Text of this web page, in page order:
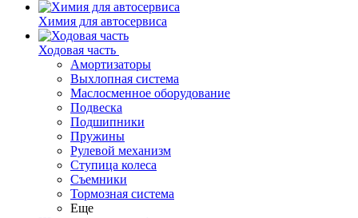
Химия для автосервиса
Ходовая часть
Амортизаторы
Выхлопная система
Маслосменное оборудование
Подвеска
Подшипники
Пружины
Рулевой механизм
Ступица колеса
Съемники
Тормозная система
Еще